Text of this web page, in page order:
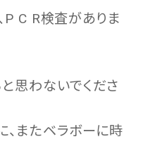
P C R検査がありま
思わないでくださ
、またベラボーに時